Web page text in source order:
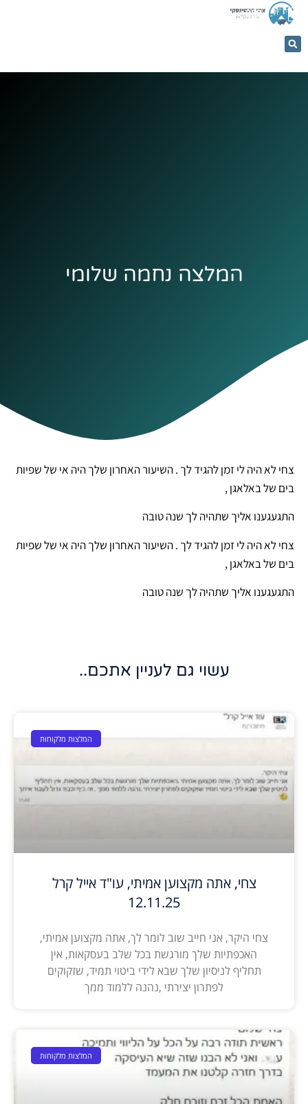
053-
5366884
המלצה נחמה שלומי
צחי לא היה לי זמן להגיד לך . השיעור האחרון שלך היה אי של שפיות
בים של באלאגן ,
התגעגענו אליך שתהיה לך שנה טובה
צחי לא היה לי זמן להגיד לך . השיעור האחרון שלך היה אי של שפיות
בים של באלאגן ,
התגעגענו אליך שתהיה לך שנה טובה
עשוי גם לעניין אתכם..
המלצות מלקוחות
צחי, אתה מקצוען אמיתי, עו"ד אייל קרל
12.11.25
צחי היקר, אני חייב שוב לומר לך, אתה מקצוען אמיתי,
האכפתיות שלך מורגשת בכל שלב בעסקאות, אין
תחליף לניסיון שלך שבא לידי ביטוי תמיד, שזקוקים
לפתרון יצירתי ,נהנה ללמוד ממך
המלצות מלקוחות